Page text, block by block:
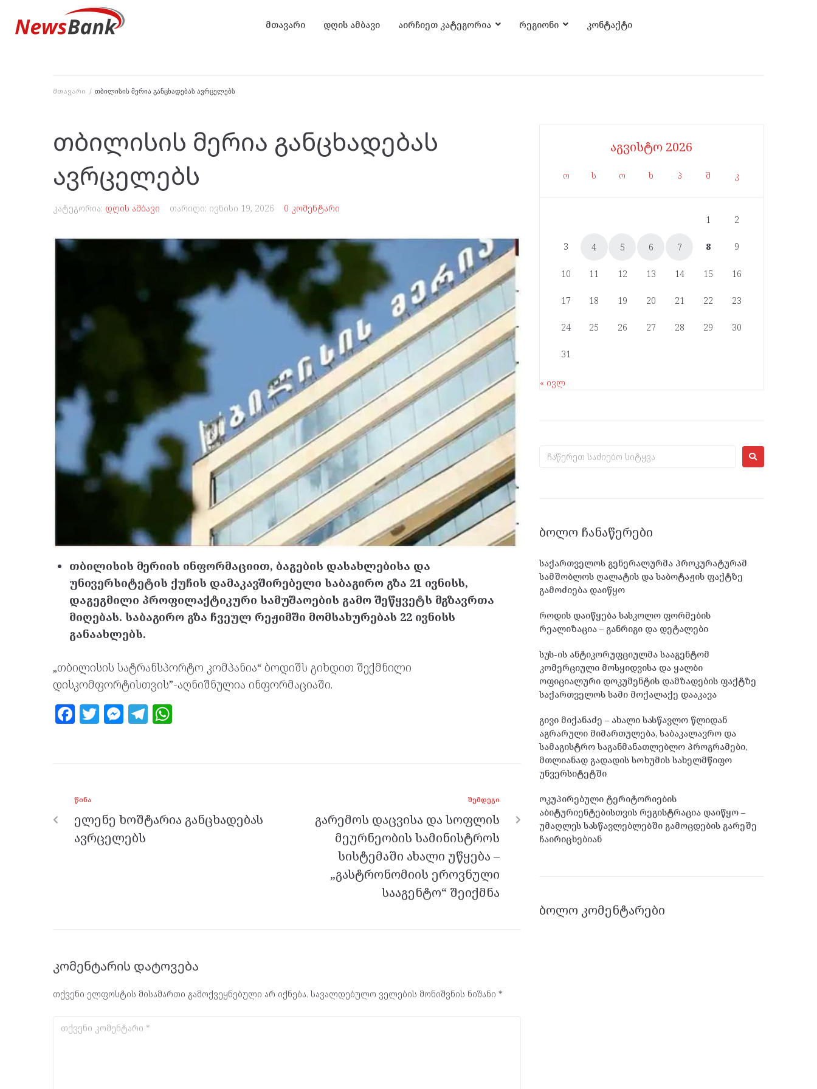
მთავარი დღის ამბავი აირჩიეთ კატეგორია რეგიონი კონტაქტი
მთავარი / თბილისის მერია განცხადებას ავრცელებს
თბილისის მერია განცხადებას
ავრცელებს
კატეგორია: დღის ამბავი თარიღი: ივნისი 19, 2026 0 კომენტარი
თბილისის მერიის ინფორმაციით, ბაგების დასახლებისა და
უნივერსიტეტის ქუჩის დამაკავშირებელი საბაგირო გზა 21 ივნისს,
დაგეგმილი პროფილაქტიკური სამუშაოების გამო შეწყვეტს მგზავრთა
მიღებას. საბაგირო გზა ჩვეულ რეჟიმში მომსახურებას 22 ივნისს
განაახლებს.
„თბილისის სატრანსპორტო კომპანია“ ბოდიშს გიხდით შექმნილი
დისკომფორტისთვის”-აღნიშნულია ინფორმაციაში.
F
a
o
o
k
T
w
M
es
er
T
el
m p
p
ᲬᲘᲜᲐ
ელენე ხოშტარია განცხადებას
ავრცელებს
ᲨᲔᲛᲓᲔᲒᲘ
გარემოს დაცვისა და სოფლის
მეურნეობის სამინისტროს
სისტემაში ახალი უწყება –
„გასტრონომიის ეროვნული
სააგენტო“ შეიქმნა
კომენტარის დატოვება
თქვენი ელფოსტის მისამართი გამოქვეყნებული არ იქნება. სავალდებულო ველების მონიშვნის ნიშანი *
აგვისტო 2026
ო ს ო ხ პ შ კ
1 2
3 4 5 6 7 8 9
10 11 12 13 14 15 16
17 18 19 20 21 22 23
24 25 26 27 28 29 30
31
« ივლ
ᲑᲝᲚᲝ ᲩᲐᲜᲐᲬᲔᲠᲔᲑᲘ
საქართველოს გენერალურმა პროკურატურამ
სამშობლოს ღალატის და საბოტაჟის ფაქტზე
გამოძიება დაიწყო
როდის დაიწყება სასკოლო ფორმების
რეალიზაცია – განრიგი და დეტალები
სუს-ის ანტიკორუფციულმა სააგენტომ
კომერციული მოსყიდვისა და ყალბი
ოფიციალური დოკუმენტის დამზადების ფაქტზე
საქართველოს სამი მოქალაქე დააკავა
გივი მიქანაძე – ახალი სასწავლო წლიდან
აგრარული მიმართულება, საბაკალავრო და
სამაგისტრო საგანმანათლებლო პროგრამები,
მთლიანად გადადის სოხუმის სახელმწიფო
უნვერსიტეტში
ოკუპირებული ტერიტორიების
აბიტურიენტებისთვის რეგისტრაცია დაიწყო –
უმაღლეს სასწავლებლებში გამოცდების გარეშე
ჩაირიცხებიან
ᲑᲝᲚᲝ ᲙᲝᲛᲔᲜᲢᲐᲠᲔᲑᲘ